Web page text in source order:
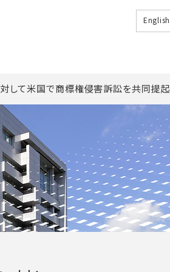
English
して米国で商標権侵害訴訟を共同提起